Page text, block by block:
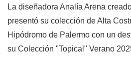
La diseñadora Analía Arena
presentó su colección de Alta
Hipódromo de Palermo con un
su Colección "Topical" Verano